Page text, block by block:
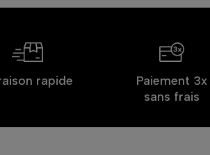
rapide
Paiement 3x
sans frais